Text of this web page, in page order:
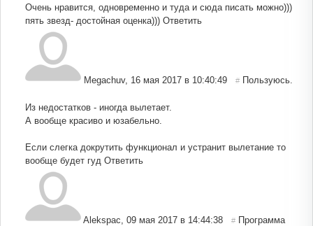
Очень нравится, одновременно и туда и сюда писать можно)))
пять звезд- достойная оценка))) Ответить
Megachuv, 16 мая 2017 в 10:40:49 # Пользуюсь.
Из недостатков - иногда вылетает.
А вообще красиво и юзабельно.
Если слегка докрутить функционал и устранит вылетание то
вообще будет гуд Ответить
Alekspac 09 мая 2017 в 14:44:38 # Программа